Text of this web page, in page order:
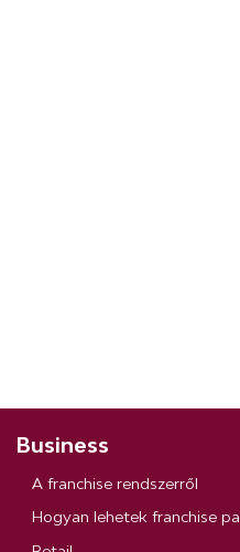
Business
A franchise rendszerről
Hogyan lehetek franchise